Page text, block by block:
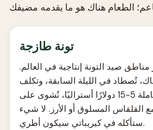
تونة طازجة
مناطق صيد التونة إنتاجية في العالم.
تُصطاد في الليلة السابقة، وتكلف
تونة الزعنفة الصفراء الكاملة 5-15 دولارًا أستراليًا، تُشوى على
القلقاس المسلوق أو الأرز. لا شيء
ستأكله في كيريباتي سيكون أطري.